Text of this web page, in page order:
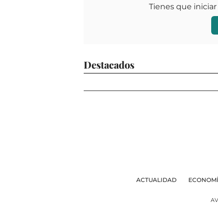
Tienes que
Destacados
ACTUALIDAD